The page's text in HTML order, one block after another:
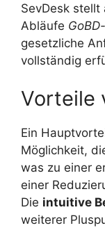
SevDesk stellt
Abläufe
gesetzliche
vollständig
Vorteile
Ein
Möglichkeit,
was zu einer
einer
Die intuitive
weiterer